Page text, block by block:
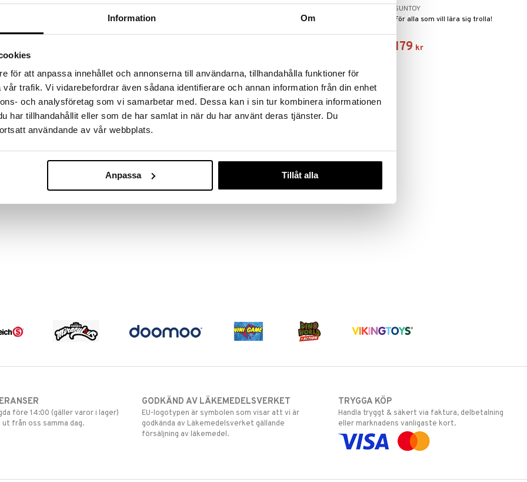
Information Om
för att anpassa innehållet och annonserna till användarna, tillhandahålla funktioner för
trafik. Vi vidarebefordrar även sådana identifierare och annan information från din enhet
och analysföretag som vi samarbetar med. Dessa kan i sin tur kombinera informationen
har tillhandahållit eller som de har samlat in när du har använt deras tjänster. Du
användande av vår webbplats.
Anpassa Tillåt alla
Lådan innehåller över 50 roliga och
Lär dig setets alla magiska tricks
Utför otroliga trolleritrick och
SUNTOY
För alla som vill lära sig trolla!
179 kr
före 14:00 (gäller varor i lager)
från oss samma dag.
GODKÄND AV LÄKEMEDELSVERKET
EU-logotypen är symbolen som visar att vi är
godkända av Läkemedelsverket gällande
försäljning av läkemedel.
TRYGGA KÖP
Handla tryggt & säkert via faktura, delbetalning
eller marknadens vanligaste kort.